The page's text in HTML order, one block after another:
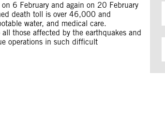
6 February and again on 20 February
death toll is over 46,000 and
water, and medical care.
those affected by the earthquakes and
operations in such difficult